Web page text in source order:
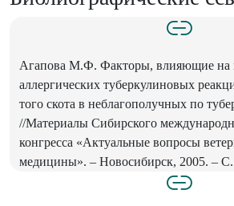
Агапова М.Ф. Факторы, влияющие на
аллергических туберкулиновых
того скота в неблагополучных по
//Материалы Сибирского
конгресса «Актуальные вопросы
медицины». – Новосибирск, 2005. – С.